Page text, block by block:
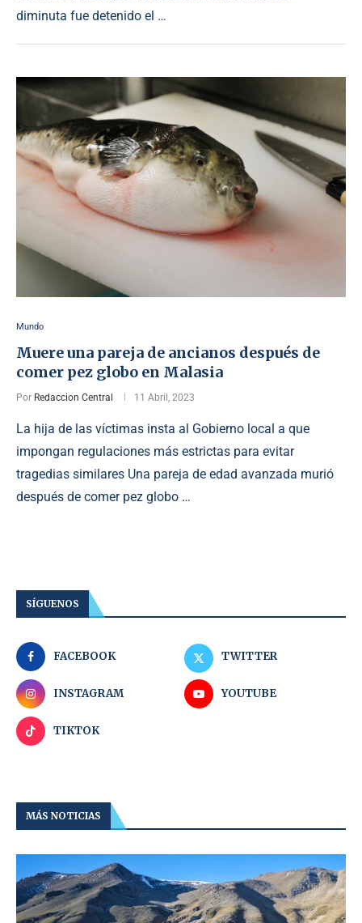
diminuta fue detenido el …
Mundo
Muere una pareja de ancianos después de
comer pez globo en Malasia
Por Redaccion Central 11 Abril, 2023
La hija de las víctimas insta al Gobierno local a que
impongan regulaciones más estrictas para evitar
tragedias similares Una pareja de edad avanzada murió
después de comer pez globo …
SÍGUENOS
FACEBOOK TWITTER
INSTAGRAM YOUTUBE
TIKTOK
MÁS NOTICIAS